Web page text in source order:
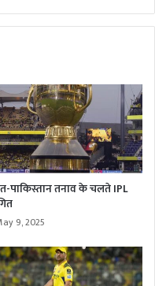
पाकिस्तान तनाव के चलते IPL
9, 2025